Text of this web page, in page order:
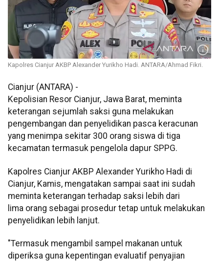
Kapolres Cianjur AKBP Alexander Yurikho Hadi. ANTARA/Ahmad Fikri.
Cianjur (ANTARA) -
Kepolisian Resor Cianjur, Jawa Barat, meminta
keterangan sejumlah saksi guna melakukan
pengembangan dan penyelidikan pasca keracunan
yang menimpa sekitar 300 orang siswa di tiga
kecamatan termasuk pengelola dapur SPPG.
Kapolres Cianjur AKBP Alexander Yurikho Hadi di
Cianjur, Kamis, mengatakan sampai saat ini sudah
meminta keterangan terhadap saksi lebih dari
lima orang sebagai prosedur tetap untuk melakukan
penyelidikan lebih lanjut.
"Termasuk mengambil sampel makanan untuk
diperiksa guna kepentingan evaluatif penyajian